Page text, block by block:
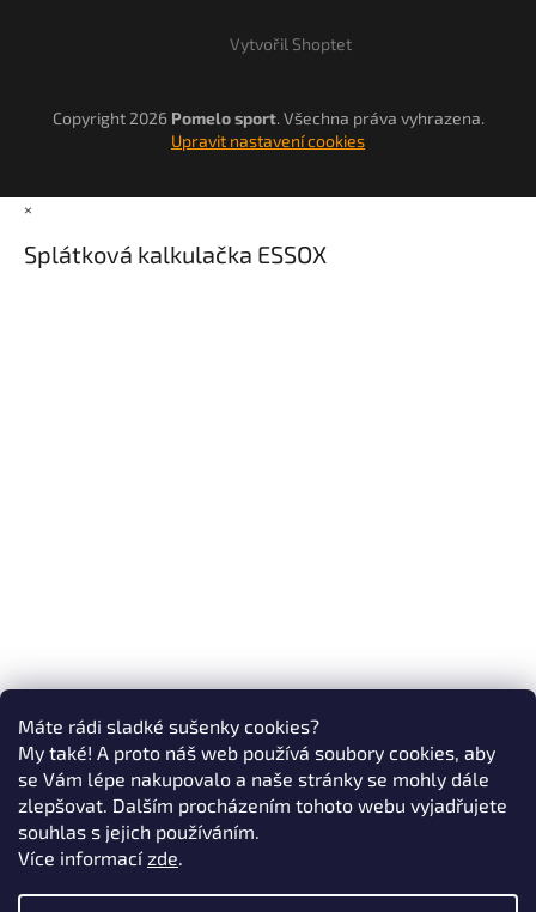
Máte rádi sladké sušenky cookies?
My také! A proto náš web používá soubory cookies, aby
se Vám lépe nakupovalo a naše stránky se mohly dále
zlepšovat. Dalším procházením tohoto webu vyjadřujete
souhlas s jejich používáním.
Více informacízde.
Vytvořil Shoptet
Copyright 2026 Pomelo sport. Všechna práva vyhrazena.
Upravit nastavení cookies
×
Splátková kalkulačka ESSOX